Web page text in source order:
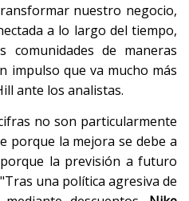
nuestro negocio,
a lo largo del tiempo,
comunidades de maneras
impulso que va mucho más
ante los analistas.
no son particularmente
porque la mejora se debe a
la previsión a futuro
una política agresiva de